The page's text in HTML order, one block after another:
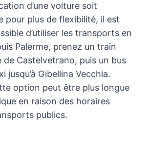
d’une voiture soit
pour plus de flexibilité, il est
d’utiliser les transports en
Palerme, prenez un train
de Castelvetrano, puis un bus
jusqu’à Gibellina Vecchia.
option peut être plus longue
en raison des horaires
publics.